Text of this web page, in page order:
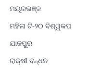
ମୟୂରଭଞ୍ଜ
ମହିଳା ଟି-୨୦ ବିଶ୍ୱକପ
ଯାଜପୁର
ରାକ୍ଷୀ ବନ୍ଧନ